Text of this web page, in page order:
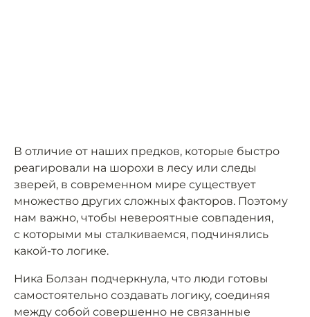
В отличие от наших предков, которые быстро
реагировали на шорохи в лесу или следы
зверей, в современном мире существует
множество других сложных факторов. Поэтому
нам важно, чтобы невероятные совпадения,
с которыми мы сталкиваемся, подчинялись
какой-то логике.
Ника Болзан подчеркнула, что люди готовы
самостоятельно создавать логику, соединяя
между собой совершенно не связанные